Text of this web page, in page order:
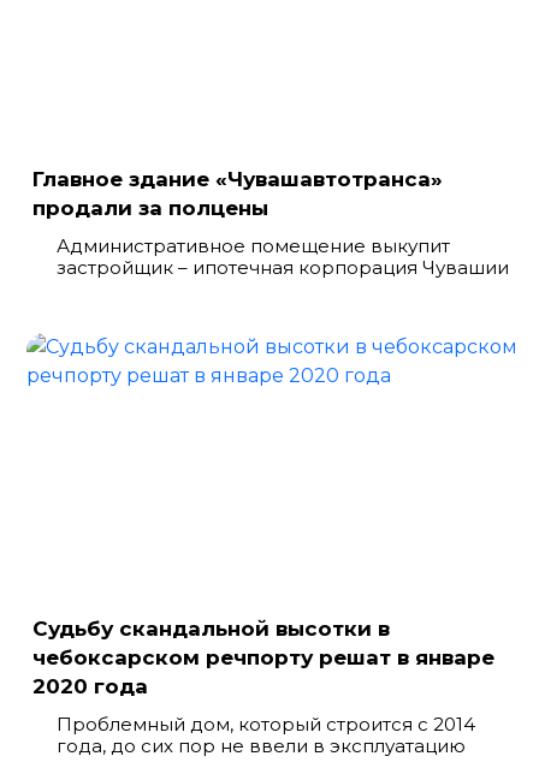
Главное здание «Чувашавтотранса»
продали за полцены
Административное помещение выкупит
застройщик – ипотечная корпорация Чувашии
Судьбу скандальной высотки в
чебоксарском речпорту решат в январе
2020 года
Проблемный дом, который строится с 2014
года, до сих пор не ввели в эксплуатацию